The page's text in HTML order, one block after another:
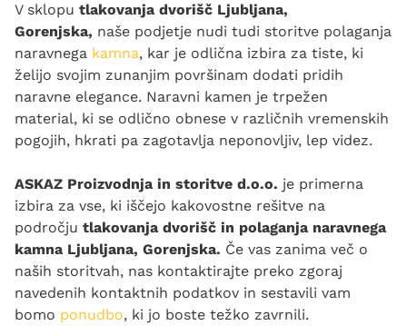
V sklopu tlakovanja dvorišč Ljubljana,
Gorenjska, naše podjetje nudi tudi storitve polaganja
naravnega kamna, kar je odlična izbira za tiste, ki
želijo svojim zunanjim površinam dodati pridih
naravne elegance. Naravni kamen je trpežen
material, ki se odlično obnese v različnih vremenskih
pogojih, hkrati pa zagotavlja neponovljiv, lep videz. ​
ASKAZ Proizvodnja in storitve d.o.o. je primerna
izbira za vse, ki iščejo kakovostne rešitve na
področju tlakovanja dvorišč in polaganja naravnega
kamna Ljubljana, Gorenjska. Če vas zanima več o
naših storitvah, nas kontaktirajte preko zgoraj
navedenih kontaktnih podatkov in sestavili vam
bomo ponudbo, ki jo boste težko zavrnili.